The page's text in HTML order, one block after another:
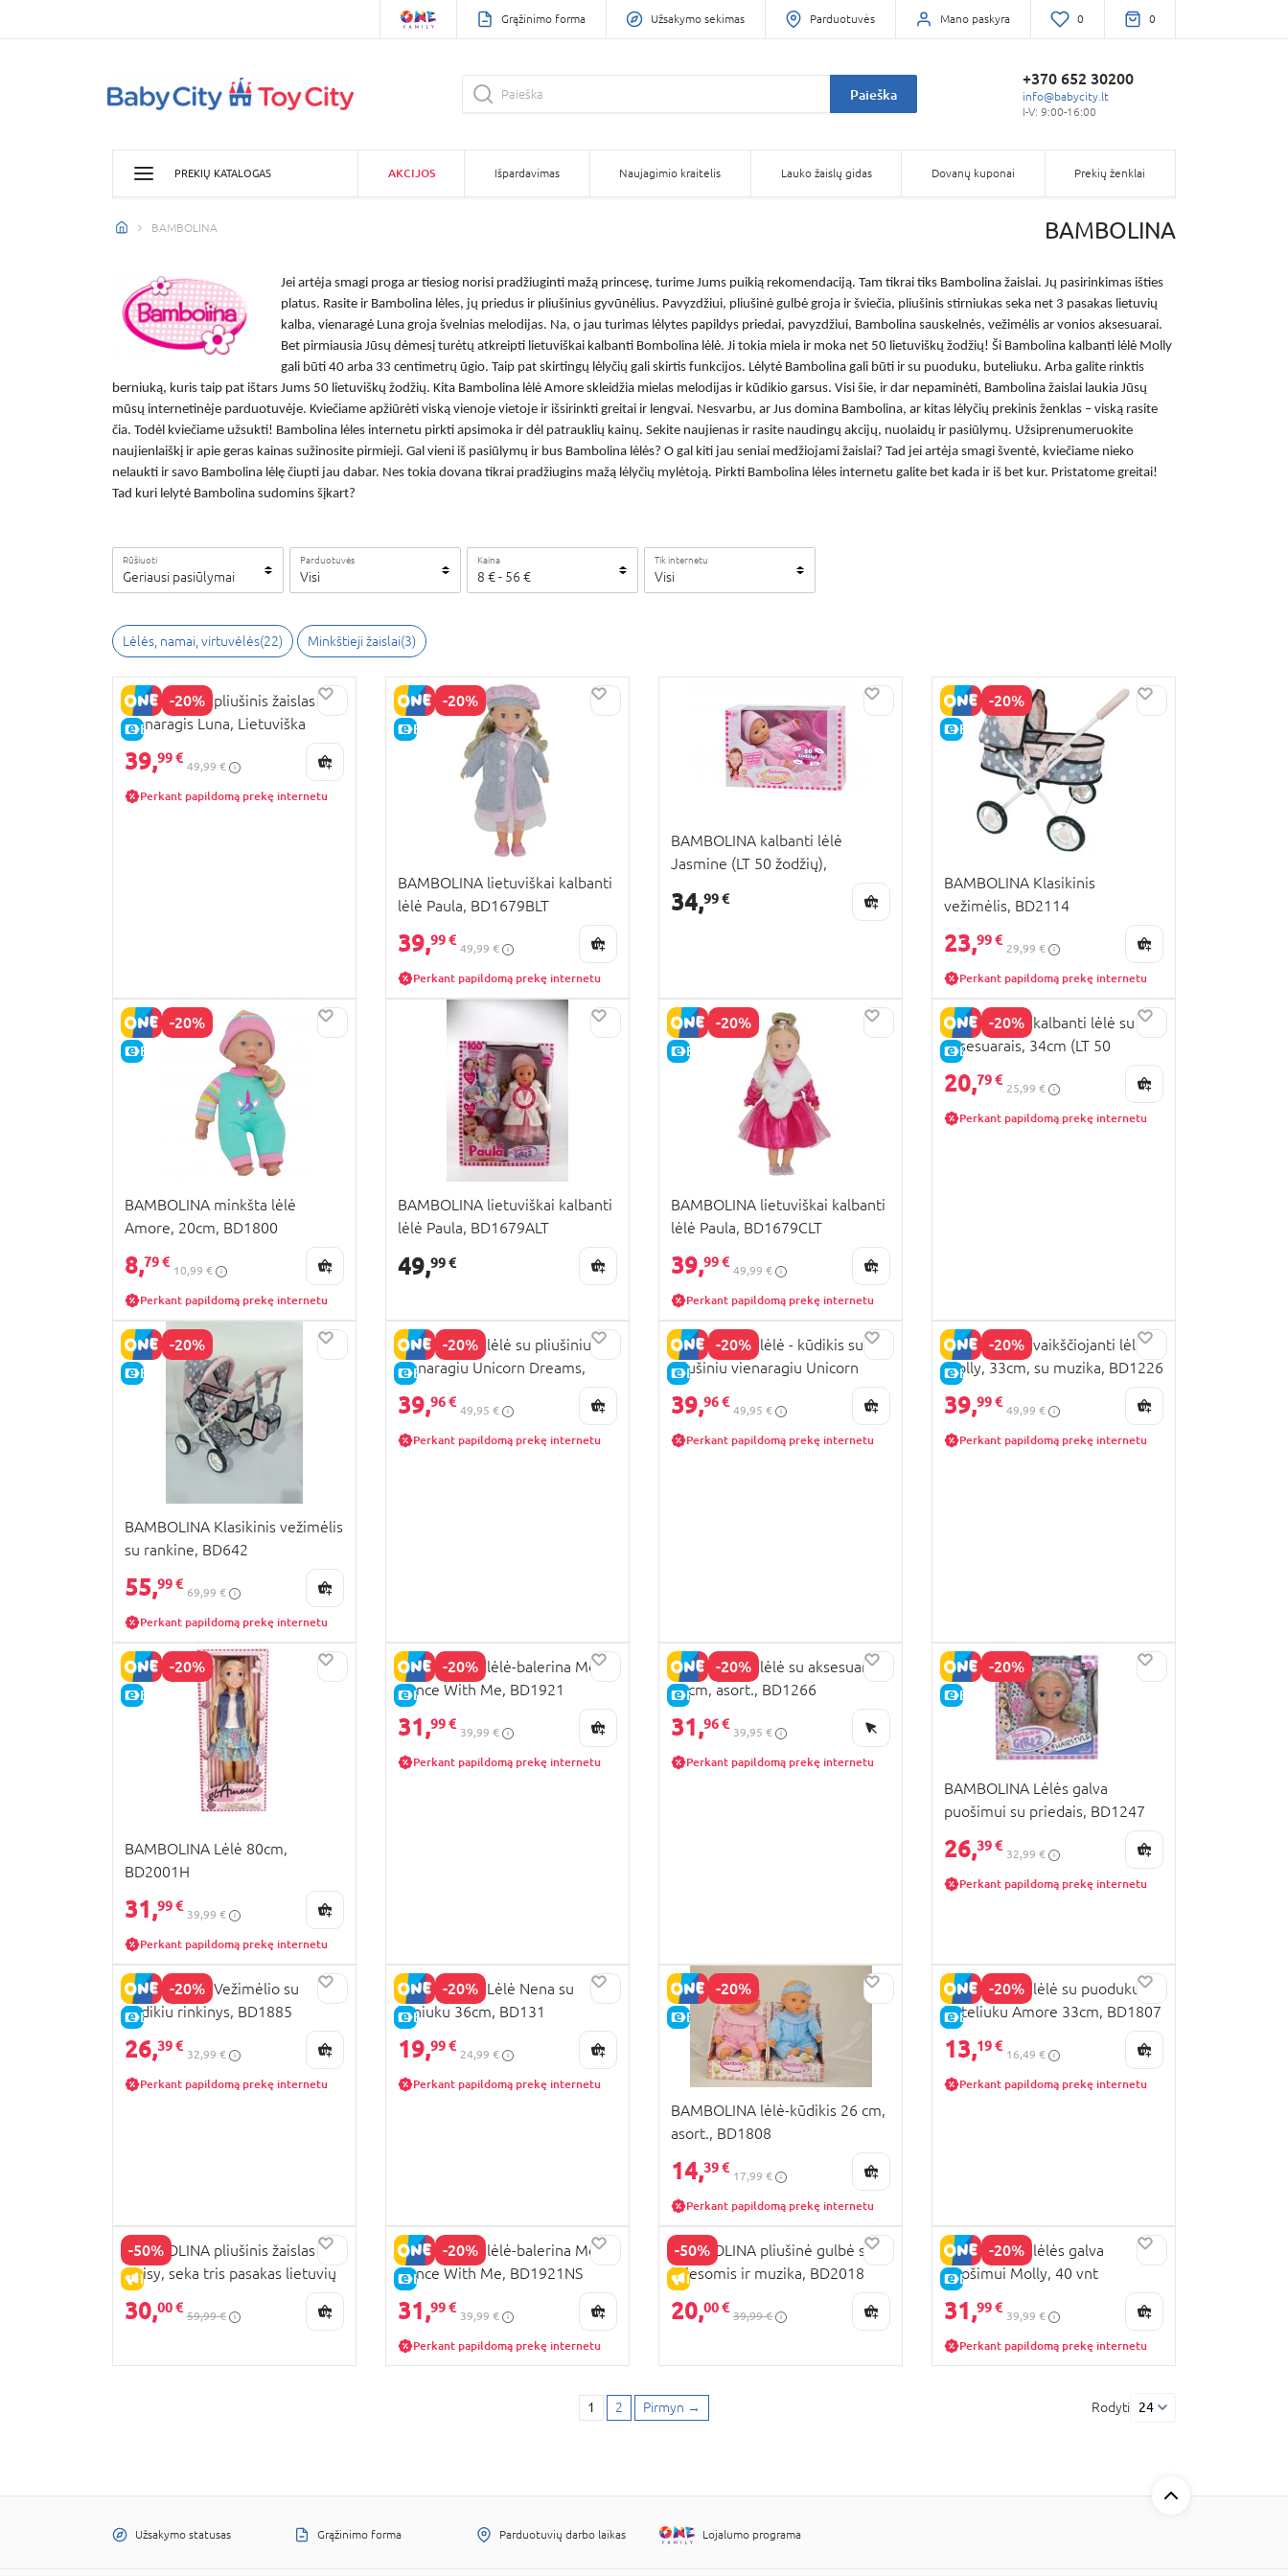
Grąžinimo forma Užsakymo sekimas Parduotuvės Mano paskyra 0 0
Paieška
+370 652 30200
info@babycity.lt
I-V: 9:00-16:00
PREKIŲ KATALOGAS AKCIJOS Išpardavimas Naujagimio kraitelis Lauko žaislų gidas Dovanų kuponai Prekių ženklai
BAMBOLINA BAMBOLINA
Jei artėja smagi proga ar tiesiog norisi pradžiuginti mažą princesę, turime Jums puikią rekomendaciją. Tam tikrai tiks Bambolina žaislai. Jų pasirinkimas išties
platus. Rasite ir Bambolina lėles, jų priedus ir pliušinius gyvūnėlius. Pavyzdžiui, pliušinė gulbė groja ir šviečia, pliušinis stirniukas seka net 3 pasakas lietuvių
kalba, vienaragė Luna groja švelnias melodijas. Na, o jau turimas lėlytes papildys priedai, pavyzdžiui, Bambolina sauskelnės, vežimėlis ar vonios aksesuarai.
Bet pirmiausia Jūsų dėmesį turėtų atkreipti lietuviškai kalbanti Bombolina lėlė. Ji tokia miela ir moka net 50 lietuviškų žodžių! Ši Bambolina kalbanti lėlė Molly
gali būti 40 arba 33 centimetrų ūgio. Taip pat skirtingų lėlyčių gali skirtis funkcijos. Lėlytė Bambolina gali būti ir su puoduku, buteliuku. Arba galite rinktis
berniuką, kuris taip pat ištars Jums 50 lietuviškų žodžių. Kita Bambolina lėlė Amore skleidžia mielas melodijas ir kūdikio garsus. Visi šie, ir dar nepaminėti, Bambolina žaislai laukia Jūsų
mūsų internetinėje parduotuvėje. Kviečiame apžiūrėti viską vienoje vietoje ir išsirinkti greitai ir lengvai. Nesvarbu, ar Jus domina Bambolina, ar kitas lėlyčių prekinis ženklas – viską rasite
čia. Todėl kviečiame užsukti! Bambolina lėles internetu pirkti apsimoka ir dėl patrauklių kainų. Sekite naujienas ir rasite naudingų akcijų, nuolaidų ir pasiūlymų. Užsiprenumeruokite
naujienlaiškį ir apie geras kainas sužinosite pirmieji. Gal vieni iš pasiūlymų ir bus Bambolina lėlės? O gal kiti jau seniai medžiojami žaislai? Tad jei artėja smagi šventė, kviečiame nieko
nelaukti ir savo Bambolina lėlę čiupti jau dabar. Nes tokia dovana tikrai pradžiugins mažą lėlyčių mylėtoją. Pirkti Bambolina lėles internetu galite bet kada ir iš bet kur. Pristatome greitai!
Tad kuri lelytė Bambolina sudomins šįkart?
Rūšiuoti
Geriausi pasiūlymai
Parduotuvės
Visi
Kaina
8 €- 56 €
Tik internetu
Visi
Lėlės, namai, virtuvėlės(22) Minkštieji žaislai(3)
-20%
E-KAINA
BAMBOLINA pliušinis žaislas
vienaragis Luna, Lietuviška
versija, BD2003LT
39,99 €
49,99 €
Perkant papildomą prekę internetu
-20%
E-KAINA
BAMBOLINA lietuviškai kalbanti
lėlė Paula, BD1679BLT
39,99 €
49,99 €
Perkant papildomą prekę internetu
BAMBOLINA kalbanti lėlė
Jasmine (LT 50 žodžių),
34,99 €
-20%
E-KAINA
BAMBOLINA Klasikinis
vežimėlis, BD2114
23,99 €
29,99 €
Perkant papildomą prekę internetu
-20%
E-KAINA
BAMBOLINA minkšta lėlė
Amore, 20cm, BD1800
8,79 €
10,99 €
Perkant papildomą prekę internetu
BAMBOLINA lietuviškai kalbanti
lėlė Paula, BD1679ALT
49,99 €
-20%
E-KAINA
BAMBOLINA lietuviškai kalbanti
lėlė Paula, BD1679CLT
39,99 €
49,99 €
Perkant papildomą prekę internetu
-20%
E-KAINA
BAMBOLINA kalbanti lėlė su
aksesuarais, 34cm (LT 50
žodžių), BD348LT
20,79 €
25,99 €
Perkant papildomą prekę internetu
-20%
E-KAINA
BAMBOLINA Klasikinis vežimėlis
su rankine, BD642
55,99 €
69,99 €
Perkant papildomą prekę internetu
-20%
E-KAINA
BAMBOLINA lėlė su pliušiniu
vienaragiu Unicorn Dreams,
35cm, BD1260
39,96 €
49,95 €
Perkant papildomą prekę internetu
-20%
E-KAINA
BAMBOLINA lėlė - kūdikis su
pliušiniu vienaragiu Unicorn
Dreams, 36cm, BD1263
39,96 €
49,95 €
Perkant papildomą prekę internetu
-20%
E-KAINA
BAMBOLINA vaikščiojanti lėlė
Molly, 33cm, su muzika, BD1226
39,99 €
49,99 €
Perkant papildomą prekę internetu
-20%
E-KAINA
BAMBOLINA Lėlė 80cm,
BD2001H
31,99 €
39,99 €
Perkant papildomą prekę internetu
-20%
E-KAINA
BAMBOLINA lėlė-balerina Molly
Dance With Me, BD1921
31,99 €
39,99 €
Perkant papildomą prekę internetu
-20%
E-KAINA
BAMBOLINA lėlė su aksesuarais,
30cm, asort., BD1266
31,96 €
39,95 €
Perkant papildomą prekę internetu
-20%
E-KAINA
BAMBOLINA Lėlės galva
puošimui su priedais, BD1247
26,39 €
32,99 €
Perkant papildomą prekę internetu
-20%
E-KAINA
BAMBOLINA Vežimėlio su
kūdikiu rinkinys, BD1885
26,39 €
32,99 €
Perkant papildomą prekę internetu
-20%
E-KAINA
BAMBOLINA Lėlė Nena su
šuniuku 36cm, BD131
19,99 €
24,99 €
Perkant papildomą prekę internetu
-20%
E-KAINA
BAMBOLINA lėlė-kūdikis 26 cm,
asort., BD1808
14,39 €
17,99 €
Perkant papildomą prekę internetu
-20%
E-KAINA
BAMBOLINA lėlė su puoduku ir
buteliuku Amore 33cm, BD1807
13,19 €
16,49 €
Perkant papildomą prekę internetu
-50%
IŠPARDAVIMAS
BAMBOLINA pliušinis žaislas
Daisy, seka tris pasakas lietuvių
kalba, BD2021LT
30,00 €
59,99 €
-20%
E-KAINA
BAMBOLINA lėlė-balerina Molly
Dance With Me, BD1921NS
31,99 €
39,99 €
Perkant papildomą prekę internetu
-50%
IŠPARDAVIMAS
BAMBOLINA pliušinė gulbė su
šviesomis ir muzika, BD2018
20,00 €
39,99 €
-20%
E-KAINA
BAMBOLINA lėlės galva
puošimui Molly, 40 vnt
aksesuarų, BD1366
31,99 €
39,99 €
Perkant papildomą prekę internetu
1 2 Pirmyn → Rodyti 24
Užsakymo statusas Grąžinimo forma Parduotuvių darbo laikas Lojalumo programa